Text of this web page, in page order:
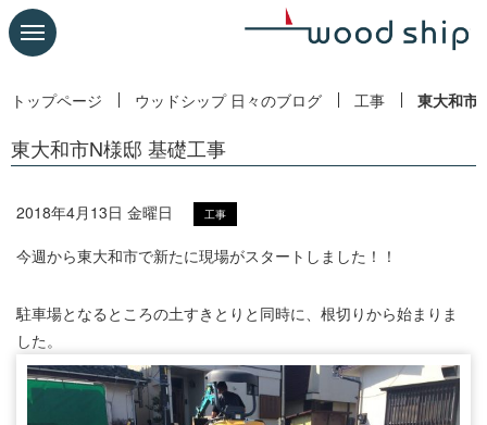
トップページ ウッドシップ 日々のブログ 工事 東大和市
東大和市N様邸 基礎工事
2018年4月13日 金曜日 工事
今週から東大和市で新たに現場がスタートしました！！
駐車場となるところの土すきとりと同時に、根切りから始まりま
した。